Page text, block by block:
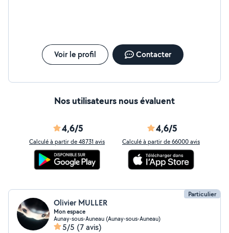
Voir le profil Contacter
Nos utilisateurs nous évaluent
4,6/5
Calculé à partir de 48731 avis
4,6/5
Calculé à partir de 66000 avis
Particulier
Olivier MULLER
Mon espace
Aunay-sous-Auneau (Aunay-sous-Auneau)
5/5 (7 avis)